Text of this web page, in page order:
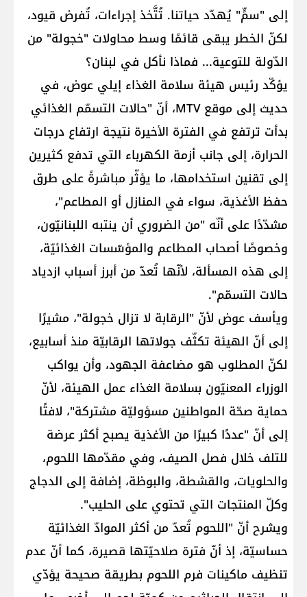
إلى "سمٍّ" يُهدّد حياتنا. تُتَّخذ إجراءات، تُفرض قيود،
لكنّ الخطر يبقى قائمًا وسط محاولات "خجولة" من
الدّولة للتوعية... فماذا نأكل في لبنان؟
يؤكّد رئيس هيئة سلامة الغذاء إيلي عوض، في
حديث إلى موقع MTV، أنّ "حالات التسمّم الغذائي
بدأت ترتفع في الفترة الأخيرة نتيجة ارتفاع درجات
الحرارة، إلى جانب أزمة الكهرباء التي تدفع كثيرين
إلى تقنين استخدامها، ما يؤثّر مباشرةً على طرق
حفظ الأغذية، سواء في المنازل أو المطاعم"،
مشدّدًا على أنّه "من الضروري أن ينتبه اللبنانيّون،
وخصوصًا أصحاب المطاعم والمؤسّسات الغذائيّة،
إلى هذه المسألة، لأنّها تُعدّ من أبرز أسباب ازدياد
حالات التسمّم".
ويأسف عوض لأنّ "الرقابة لا تزال خجولة"، مشيرًا
إلى أنّ الهيئة تكثّف جولاتها الرقابيّة منذ أسابيع،
لكنّ المطلوب هو مضاعفة الجهود، وأن يواكب
الوزراء المعنيّون بسلامة الغذاء عمل الهيئة، لأنّ
حماية صحّة المواطنين مسؤوليّة مشتركة"، لافتًا
إلى أنّ "عددًا كبيرًا من الأغذية يصبح أكثر عرضة
للتلف خلال فصل الصيف، وفي مقدّمها اللحوم،
والحلويات، والقشطة، والبوظة، إضافة إلى الدجاج
وكلّ المنتجات التي تحتوي على الحليب".
ويشرح أنّ "اللحوم تُعدّ من أكثر الموادّ الغذائيّة
حساسيّة، إذ أنّ فترة صلاحيّتها قصيرة، كما أنّ عدم
تنظيف ماكينات فرم اللحوم بطريقة صحيحة يؤدّي